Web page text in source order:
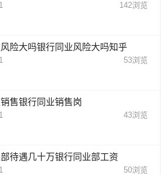
142浏览
险大吗银行同业风险大吗知乎
53浏览
售银行同业销售岗
43浏览
待遇几十万银行同业部工资
50浏览